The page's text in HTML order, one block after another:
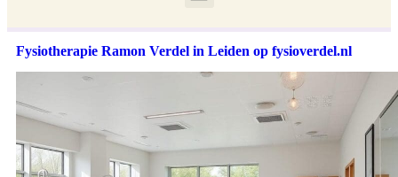
Fysiotherapie Ramon Verdel in Leiden op fysioverdel.nl